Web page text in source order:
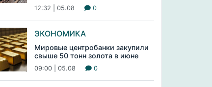
12:32 | 05.08 0
ЭКОНОМИКА
Мировые центробанки закупили
свыше 50 тонн золота в июне
09:00 | 05.08 0